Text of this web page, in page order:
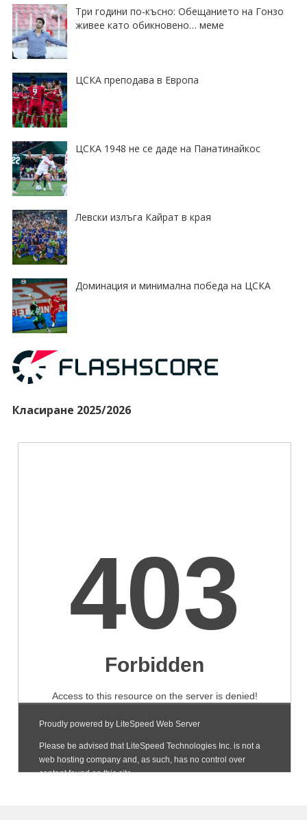
Три години по-късно: Обещанието на Гонзо
живее като обикновено… меме
ЦСКА преподава в Европа
ЦСКА 1948 не се даде на Панатинайкос
Левски излъга Кайрат в края
Доминация и минимална победа на ЦСКА
Класиране 2025/2026